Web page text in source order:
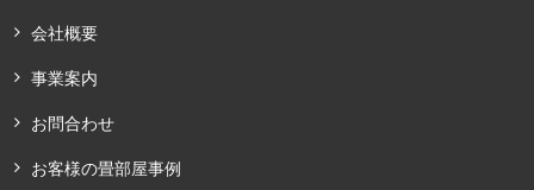
会社概要
事業案内
お問合わせ
お客様の畳部屋事例